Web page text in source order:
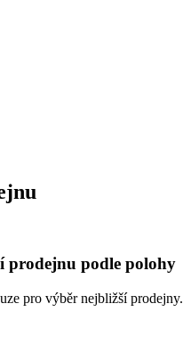
prodejnu podle polohy
pro výběr nejbližší prodejny.